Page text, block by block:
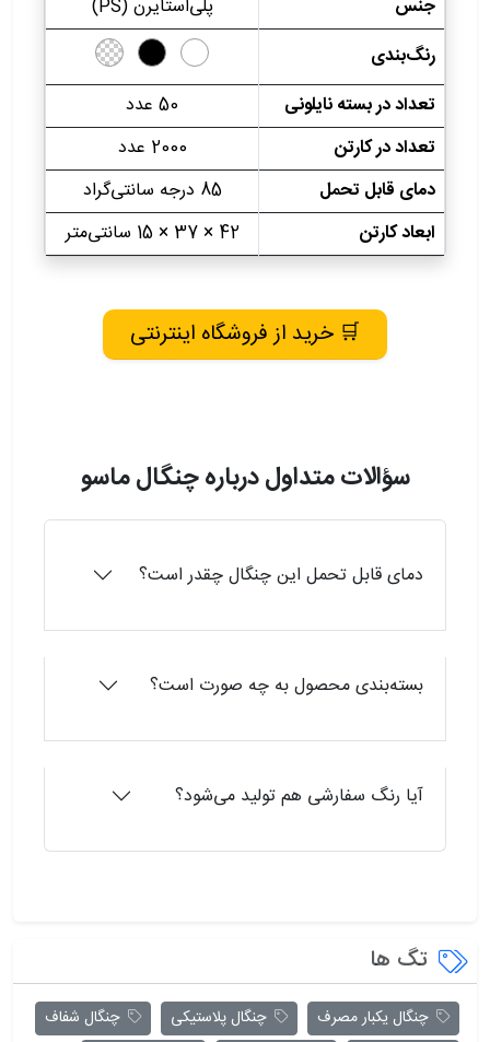
جنس
پلی‌استایرن (PS)
رنگ‌بندی
تعداد در بسته نایلونی
50 عدد
تعداد در کارتن
2000 عدد
دمای قابل تحمل
85 درجه سانتی‌گراد
ابعاد کارتن
42 × 37 × 15 سانتی‌متر
🛒 خرید از فروشگاه اینترنتی
سؤالات متداول درباره چنگال ماسو
دمای قابل تحمل این چنگال چقدر است؟
بسته‌بندی محصول به چه صورت است؟
آیا رنگ سفارشی هم تولید می‌شود؟
تگ ها
چنگال یکبار مصرف چنگال پلاستیکی
چنگال شفاف